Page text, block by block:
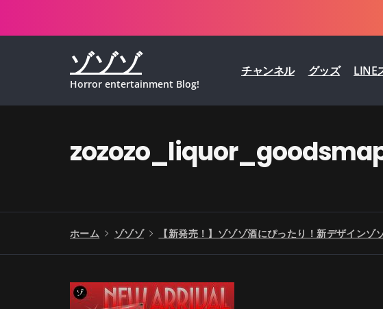
テ
ス
ゾゾゾ
Horror entertainment Blog!
チャンネル グッズ LINE
ホーム ゾゾゾ 【新発売！】ゾゾゾ酒にぴったり！新デザイン